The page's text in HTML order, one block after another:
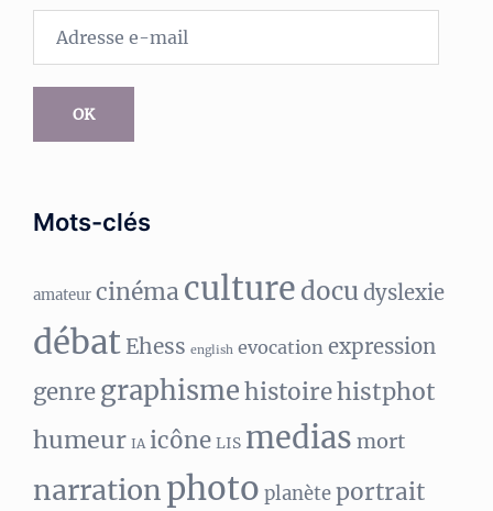
OK
Mots-clés
amateur cinémaculture docudyslexie
débat Ehess english evocation expression
genregraphismehistoirehistphot
humeur IA icône LIS medias mort
narrationphoto planèteportrait